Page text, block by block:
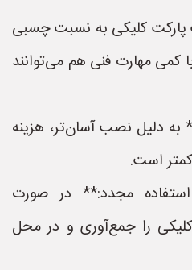
کلیکی به نسبت چسبی
کمی مهارت فنی هم می‌توانند
دلیل نصب آسان‌تر، هزینه
است.
مجدد:** در صورت
را جمع‌آوری و در محل